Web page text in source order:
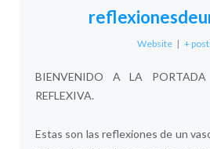
Website | +
BIENVENIDO A LA
REFLEXIVA.
Estas son las reflexiones de un